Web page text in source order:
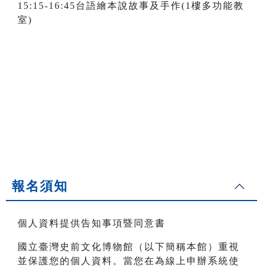
15:15-16:45台語繪本說故事及手作(1樓多功能教
室)
報名須知
個人資料提供告知事項暨同意書
國立臺灣史前文化博物館（以下簡稱本館）重視
並保護您的個人資料。當您在為線上申辦系統使